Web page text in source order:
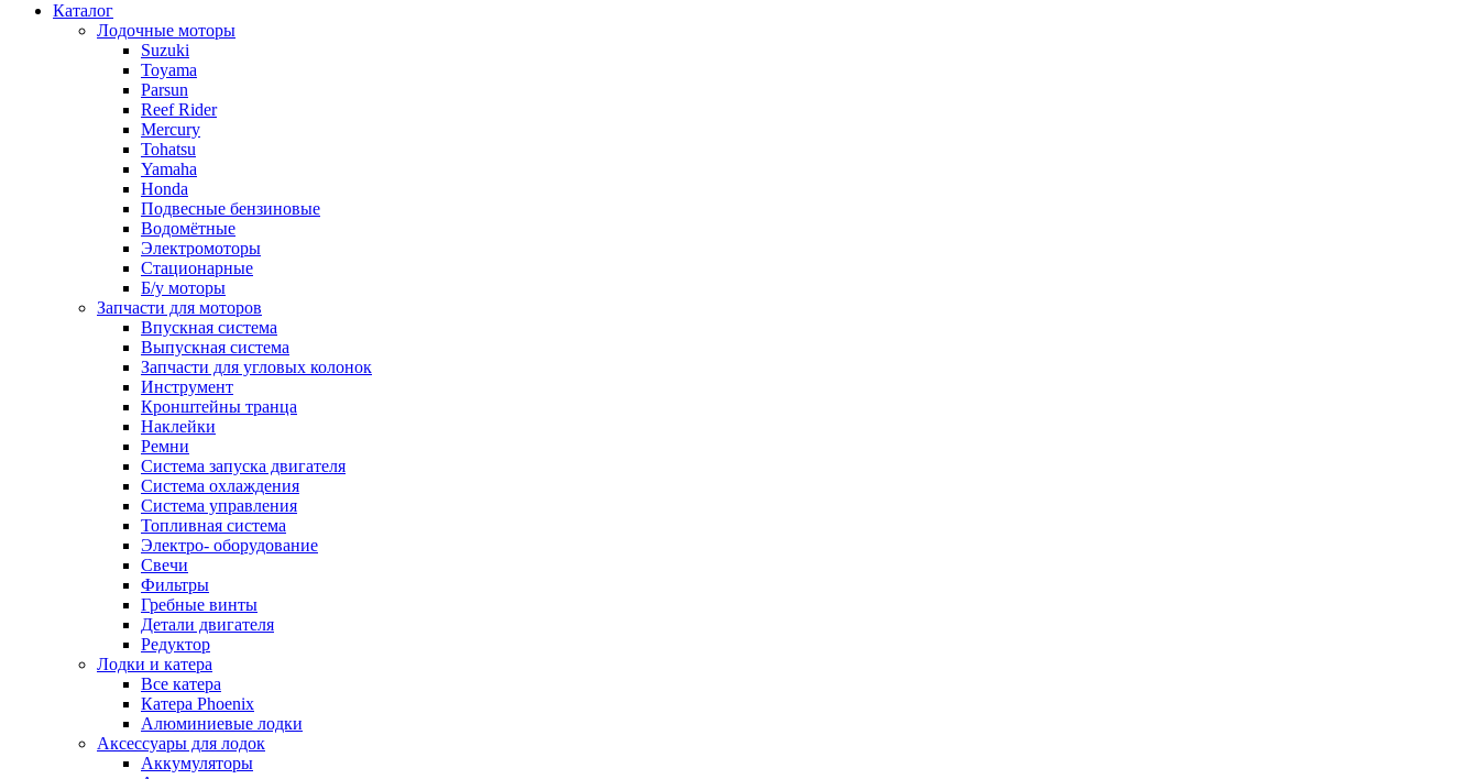
Каталог
Лодочные моторы
Suzuki
Toyama
Parsun
Reef Rider
Mercury
Tohatsu
Yamaha
Honda
Подвесные бензиновые
Водомётные
Электромоторы
Стационарные
Б/у моторы
Запчасти для моторов
Впускная система
Выпускная система
Запчасти для угловых колонок
Инструмент
Кронштейны транца
Наклейки
Ремни
Система запуска двигателя
Система охлаждения
Система управления
Топливная система
Электро- оборудование
Свечи
Фильтры
Гребные винты
Детали двигателя
Редуктор
Лодки и катера
Все катера
Катера Phoenix
Алюминиевые лодки
Аксессуары для лодок
Аккумуляторы